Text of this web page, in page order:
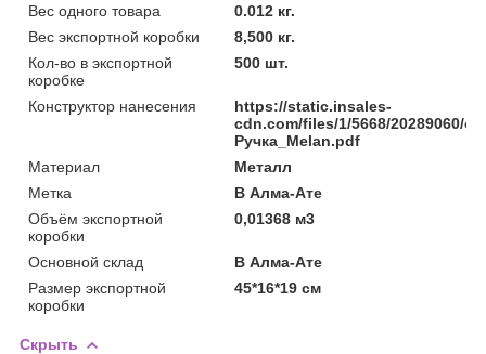
Вес одного товара
0.012 кг.
Вес экспортной коробки
8,500 кг.
Кол-во в экспортной
коробке
500 шт.
Конструктор нанесения
https://static.insales-
cdn.com/files/1/5668/20289060/
Ручка_Melan.pdf
Материал
Металл
Метка
В Алма-Ате
Объём экспортной
коробки
0,01368 м3
Основной склад
В Алма-Ате
Размер экспортной
коробки
45*16*19 см
Скрыть